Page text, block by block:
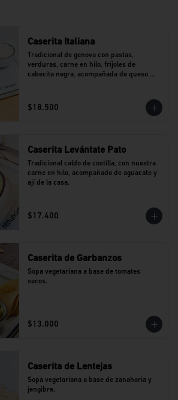
Caserita Italiana
Tradicional de genova con pastas,
verduras, carne en hilo, frijoles de
cabecita negra, acompañada de queso
$18.500
Caserita Levántate Pato
Tradicional caldo de costilla, con nuestra
carne en hilo, acompañado de aguacate y
ají de la casa.
$17.400
Caserita de Garbanzos
Sopa vegetariana a base de tomates
secos.
$13.000
Caserita de Lentejas
Sopa vegetariana a base de zanahoria y
jengibre.